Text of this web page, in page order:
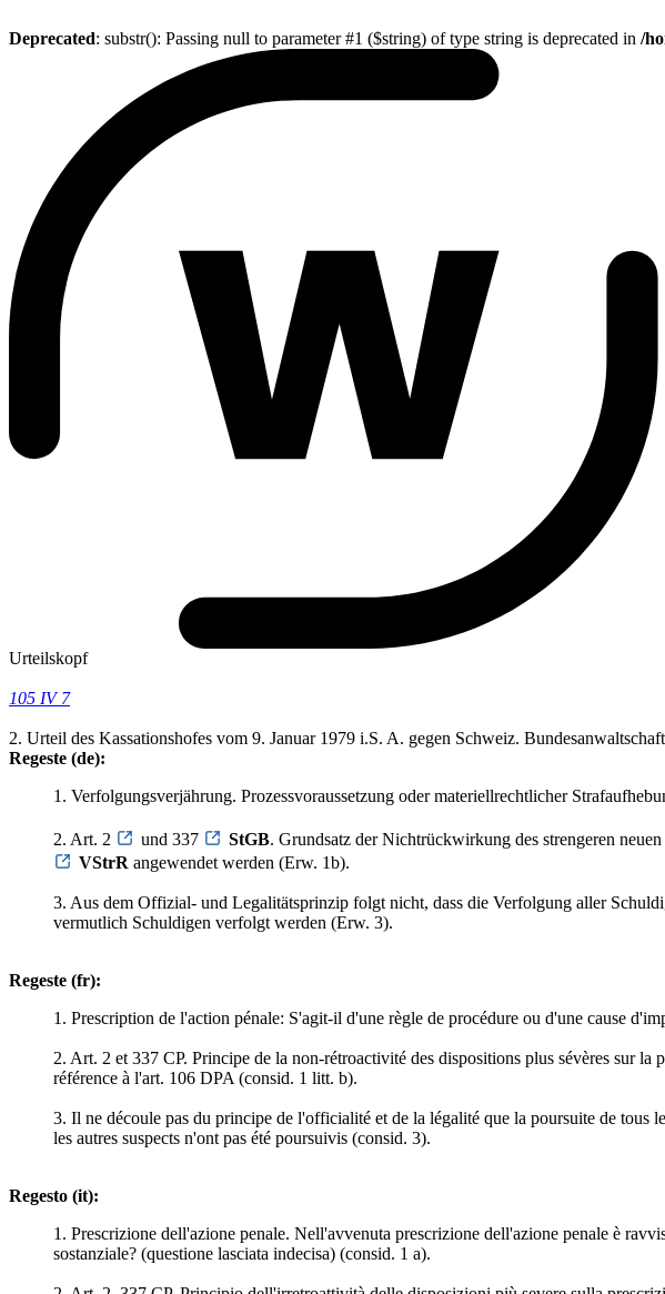
Deprecated: substr(): Passing null to parameter #1 ($string) of type string is deprecated in /
Urteilskopf
105 IV 7
2. Urteil des Kassationshofes vom 9. Januar 1979 i.S. A. gegen Schweiz.
Regeste (de):
1. Verfolgungsverjährung. Prozessvoraussetzung oder materiellrechtlicher
2. Art. 2 und 337 StGB. Grundsatz der Nichtrückwirkung des strengeren
VStrR angewendet werden (Erw. 1b).
3. Aus dem Offizial- und Legalitätsprinzip folgt nicht, dass die Verfolgung aller
vermutlich Schuldigen verfolgt werden (Erw. 3).
Regeste (fr):
1. Prescription de l'action pénale: S'agit-il d'une règle de procédure ou d'une cause
2. Art. 2 et 337 CP. Principe de la non-rétroactivité des dispositions plus sévères sur
référence à l'art. 106 DPA (consid. 1 litt. b).
3. Il ne découle pas du principe de l'officialité et de la légalité que la poursuite de tous
les autres suspects n'ont pas été poursuivis (consid. 3).
Regesto (it):
1. Prescrizione dell'azione penale. Nell'avvenuta prescrizione dell'azione penale è
sostanziale? (questione lasciata indecisa) (consid. 1 a).